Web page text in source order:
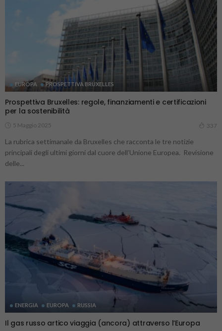
EUROPA PROSPETTIVA BRUXELLES
Prospettiva Bruxelles: regole, finanziamenti e certificazioni
per la sostenibilità
5 Maggio 2025 337
La rubrica settimanale da Bruxelles che racconta le tre notizie
principali degli ultimi giorni dal cuore dell’Unione Europea. Revisione
delle...
ENERGIA EUROPA RUSSIA
Il gas russo artico viaggia (ancora) attraverso l’Europa